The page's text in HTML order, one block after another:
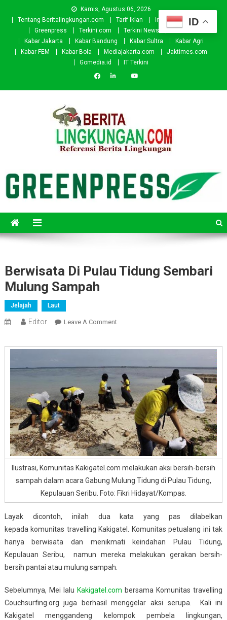
Kamis, Agustus 06, 2026
Tentang Beritalingkungan.com
Tarif Iklan Investor
Donasi
Greenpress
Terkini.com Terkini News
Kabar.id
Kabar Jakarta
Kabar Bandung Kabar Sultra
Kabar Agri
Kabar FEM
Kabar Bola Mediajakarta.com
Jaktimes.com
Gomedia.id
IT Terkini
Berwisata Di Pulau Tidung Sembari
Mulung Sampah
Jelajah Laut
Editor Leave A CommentOn
Di
Tidung
Sembari
Mulung
Sampah
Ilustrasi, Komunitas Kakigatel.com melakukan aksi bersih-bersih
sampah dalam acara Gabung Mulung Tidung di Pulau Tidung,
Kepulauan Seribu. Foto: Fikri Hidayat/Kompas.
Layak dicontoh, inilah dua kata yang pas dilabelkan
kepada komunitas travelling Kakigatel. Komunitas petualang ini tak
hanya berwisata dan menikmati keindahan Pulau Tidung,
Kepulauan Seribu, namun mereka melakukan gerakan bersih-
bersih pantai atau mulung sampah.
Sebelumnya, Mei lalu Kakigatel.com bersama Komunitas travelling
Couchsurfing.org juga berhasil menggelar aksi serupa. Kali ini
Kakigatel menggandeng kelompok pembela lingkungan,
ID